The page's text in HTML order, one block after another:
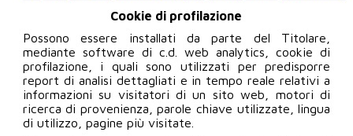
Cookie di profilazione
Possono essere installati da parte del Titolare,
mediante software di c.d. web analytics, cookie di
profilazione, i quali sono utilizzati per predisporre
report di analisi dettagliati e in tempo reale relativi a
informazioni su visitatori di un sito web, motori di
ricerca di provenienza, parole chiave utilizzate, lingua
di utilizzo, pagine più visitate.